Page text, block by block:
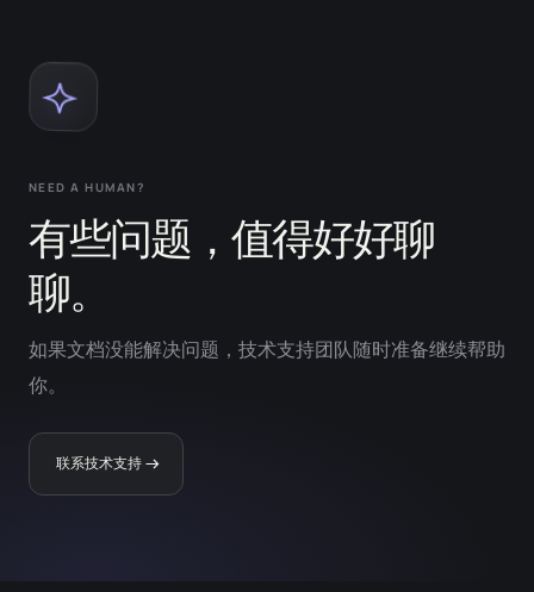
NEED A HUMAN?
有些问题，值得好好聊
聊。
如果文档没能解决问题，技术支持团队随时准备继续帮助
你。
联系技术支持